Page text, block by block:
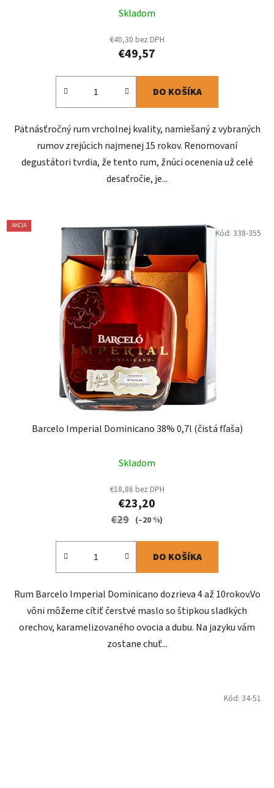
Skladom
€40,30 bez DPH
€49,57
DO KOŠÍKA
Pätnásťročný rum vrcholnej kvality, namiešaný z vybraných
rumov zrejúcich najmenej 15 rokov. Renomovaní
degustátori tvrdia, že tento rum, žnúci ocenenia už celé
desaťročie, je...
AKCIA
Barcelo Imperial Dominicano 38% 0,7l (čistá fľaša)
Skladom
€18,86 bez DPH
€23,20
€29 (–20 %)
DO KOŠÍKA
Rum Barcelo Imperial Dominicano dozrieva 4 až 10rokov.Vo
vôni môžeme cítiť čerstvé maslo so štipkou sladkých
orechov, karamelizovaného ovocia a dubu. Na jazyku vám
zostane chuť...
Kód: 338-355
Kód: 34-51